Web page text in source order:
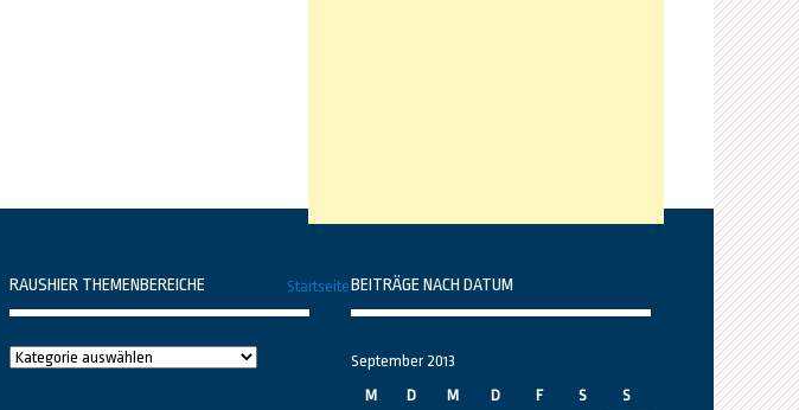
Startseite
RAUSHIER THEMENBEREICHE
Raushier
BEITRÄGE NACH DATUM
September 2013
M
D M D F S
S